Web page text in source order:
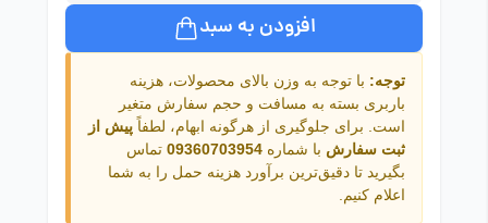
افزودن به سبد
توجه: با توجه به وزن بالای محصولات، هزینه
باربری بسته به مسافت و حجم سفارش متغیر
است. برای جلوگیری از هرگونه ابهام، لطفاً پیش از
ثبت سفارش با شماره 09360703954 تماس
بگیرید تا دقیق‌ترین برآورد هزینه حمل را به شما
اعلام کنیم.